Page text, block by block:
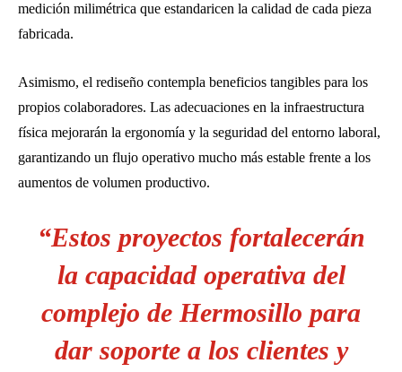
medición milimétrica que estandaricen la calidad de cada pieza
fabricada.
Asimismo, el rediseño contempla beneficios tangibles para los
propios colaboradores. Las adecuaciones en la infraestructura
física mejorarán la ergonomía y la seguridad del entorno laboral,
garantizando un flujo operativo mucho más estable frente a los
aumentos de volumen productivo.
“Estos proyectos fortalecerán
la capacidad operativa del
complejo de Hermosillo para
dar soporte a los clientes y